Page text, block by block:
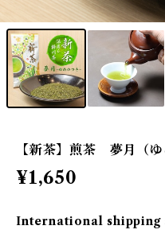
【新茶】煎茶 夢月（
¥1,650
International shipping